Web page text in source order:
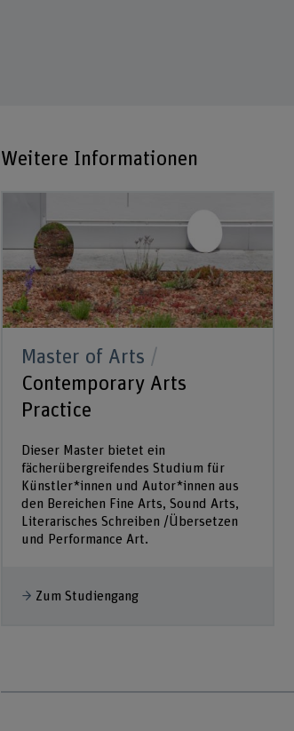
Weitere Informationen
Master of Arts
Contemporary Arts
Practice
Dieser Master bietet ein
fächerübergreifendes Studium für
Künstler*innen und Autor*innen aus
den Bereichen Fine Arts, Sound Arts,
Literarisches Schreiben /Übersetzen
und Performance Art.
Zum Studiengang